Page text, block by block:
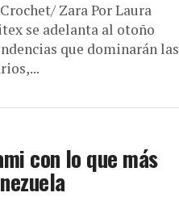
Zara Por Laura
se adelanta al otoño
que dominarán las
con lo que más